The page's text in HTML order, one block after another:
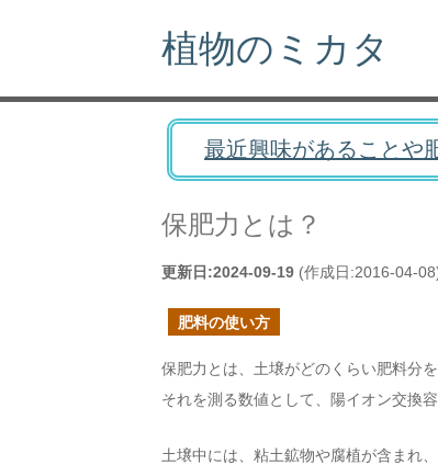
植物のミカタ
最近興味があることや
保肥力とは？
更新日:2024-09-19 (作成日:2016-04-08
肥料の使い方
保肥力とは、土壌がどのくらい肥料分
それを測る数値として、陽イオン交換
土壌中には、粘土鉱物や腐植が含まれ